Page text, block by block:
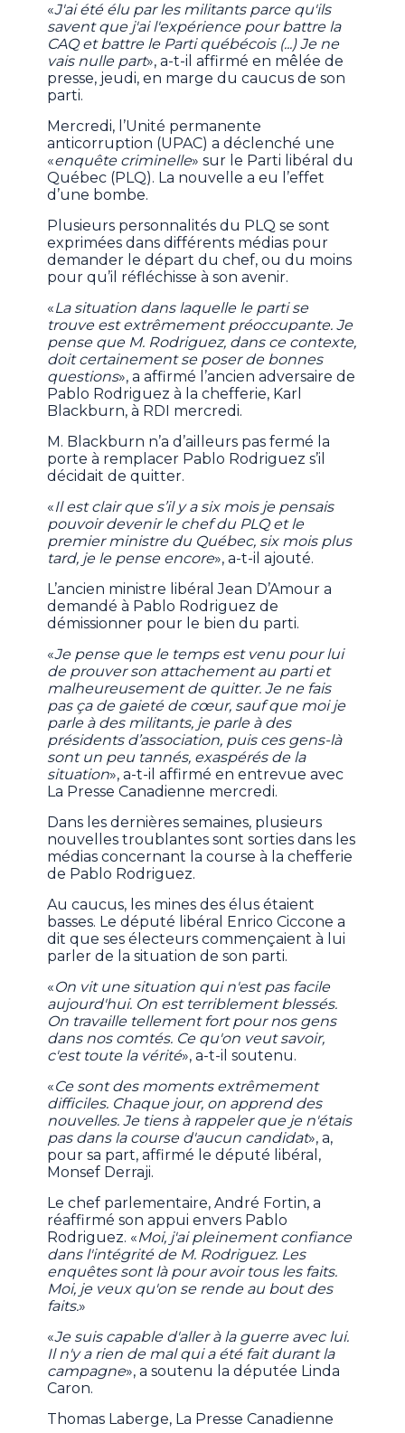
«J'ai été élu par les militants parce qu'ils
savent que j'ai l'expérience pour battre la
CAQ et battre le Parti québécois (...) Je ne
vais nulle part», a-t-il affirmé en mêlée de
presse, jeudi, en marge du caucus de son
parti.
Mercredi, l’Unité permanente
anticorruption (UPAC) a déclenché une
«enquête criminelle» sur le Parti libéral du
Québec (PLQ). La nouvelle a eu l’effet
d’une bombe.
Plusieurs personnalités du PLQ se sont
exprimées dans différents médias pour
demander le départ du chef, ou du moins
pour qu’il réfléchisse à son avenir.
«La situation dans laquelle le parti se
trouve est extrêmement préoccupante. Je
pense que M. Rodriguez, dans ce contexte,
doit certainement se poser de bonnes
questions», a affirmé l’ancien adversaire de
Pablo Rodriguez à la chefferie, Karl
Blackburn, à RDI mercredi.
M. Blackburn n’a d’ailleurs pas fermé la
porte à remplacer Pablo Rodriguez s’il
décidait de quitter.
«Il est clair que s’il y a six mois je pensais
pouvoir devenir le chef du PLQ et le
premier ministre du Québec, six mois plus
tard, je le pense encore», a-t-il ajouté.
L’ancien ministre libéral Jean D’Amour a
demandé à Pablo Rodriguez de
démissionner pour le bien du parti.
«Je pense que le temps est venu pour lui
de prouver son attachement au parti et
malheureusement de quitter. Je ne fais
pas ça de gaieté de cœur, sauf que moi je
parle à des militants, je parle à des
présidents d’association, puis ces gens-là
sont un peu tannés, exaspérés de la
situation», a-t-il affirmé en entrevue avec
La Presse Canadienne mercredi.
Dans les dernières semaines, plusieurs
nouvelles troublantes sont sorties dans les
médias concernant la course à la chefferie
de Pablo Rodriguez.
Au caucus, les mines des élus étaient
basses. Le député libéral Enrico Ciccone a
dit que ses électeurs commençaient à lui
parler de la situation de son parti.
«On vit une situation qui n'est pas facile
aujourd'hui. On est terriblement blessés.
On travaille tellement fort pour nos gens
dans nos comtés. Ce qu'on veut savoir,
c'est toute la vérité», a-t-il soutenu.
«Ce sont des moments extrêmement
difficiles. Chaque jour, on apprend des
nouvelles. Je tiens à rappeler que je n'étais
pas dans la course d'aucun candidat», a,
pour sa part, affirmé le député libéral,
Monsef Derraji.
Le chef parlementaire, André Fortin, a
réaffirmé son appui envers Pablo
Rodriguez. «Moi, j'ai pleinement confiance
dans l'intégrité de M. Rodriguez. Les
enquêtes sont là pour avoir tous les faits.
Moi, je veux qu'on se rende au bout des
faits.»
«Je suis capable d'aller à la guerre avec lui.
Il n'y a rien de mal qui a été fait durant la
campagne», a soutenu la députée Linda
Caron.
Thomas Laberge, La Presse Canadienne